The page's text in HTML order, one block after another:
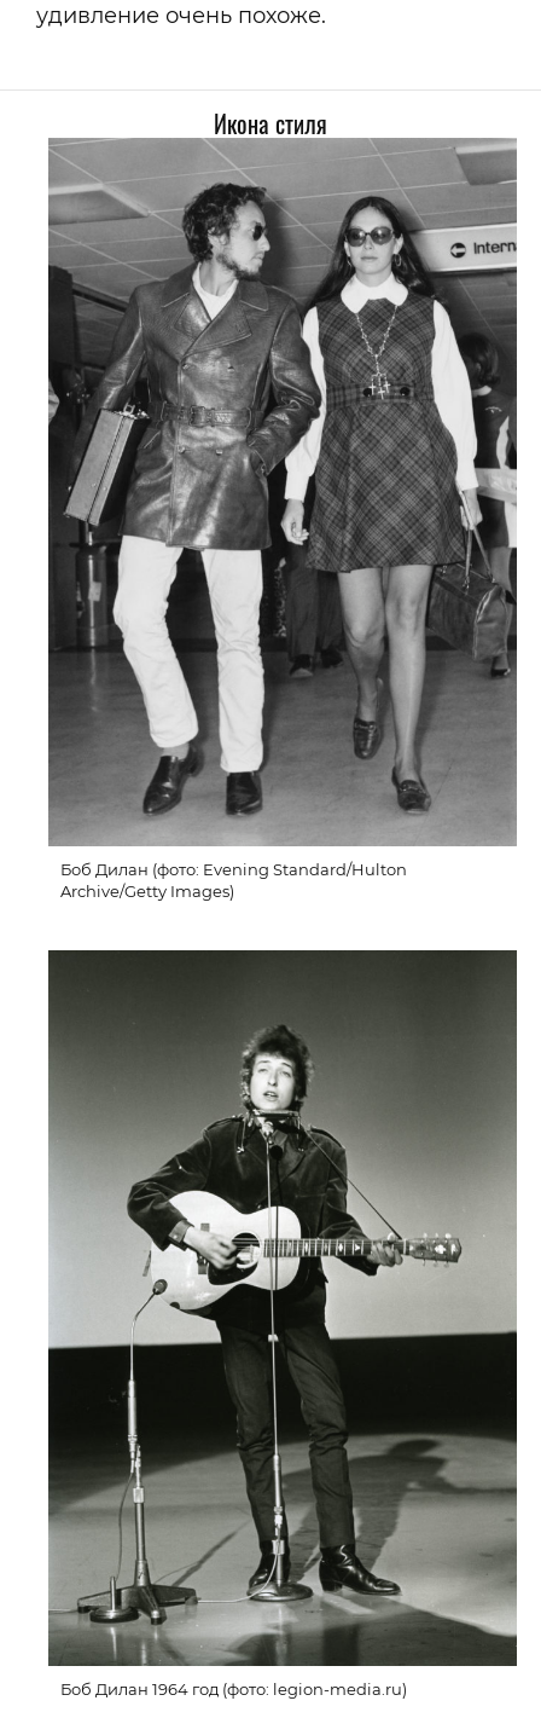
удивление очень похоже.
Икона стиля
Боб Дилан (фото: Evening Standard/Hulton
Archive/Getty Images)
Боб Дилан 1964 год (фото: legion-media.ru)